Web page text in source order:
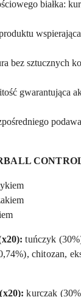
białka:
bez sztucznych
gwarantująca
tuńczyk
chitozan,
kurczak